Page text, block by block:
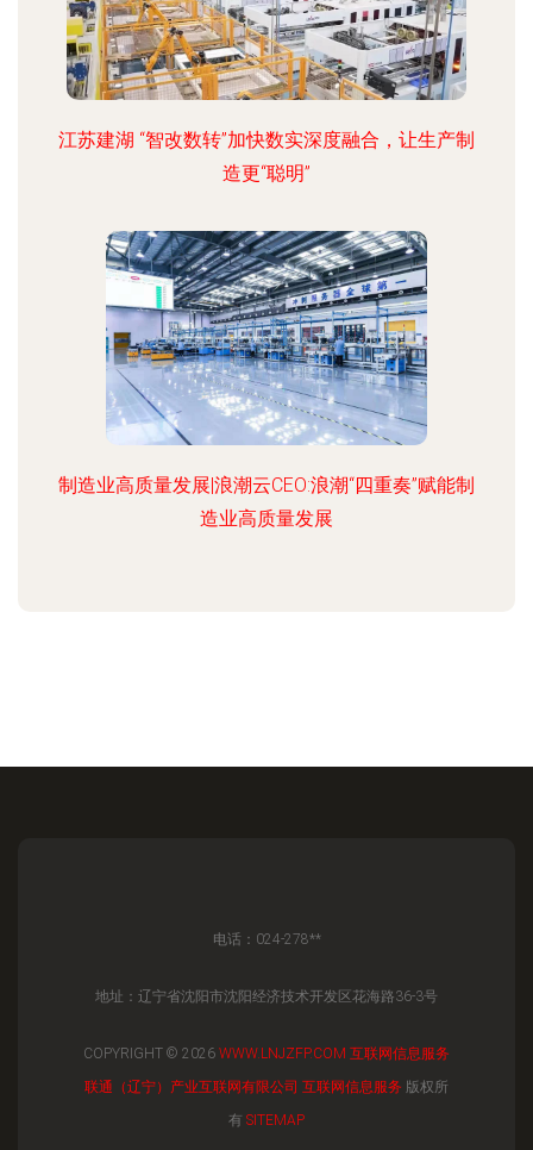
江苏建湖 “智改数转”加快数实深度融合，让生产制
造更“聪明”
制造业高质量发展|浪潮云CEO:浪潮“四重奏”赋能制
造业高质量发展
电话：024-278**
地址：辽宁省沈阳市沈阳经济技术开发区花海路36-3号
COPYRIGHT © 2026 WWW.LNJZFP.COM 互联网信息服务
联通（辽宁）产业互联网有限公司 互联网信息服务 版权所
有 SITEMAP